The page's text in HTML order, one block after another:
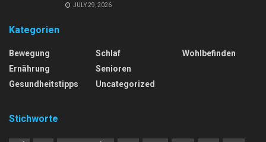
JULY 29, 2026
Kategorien
Bewegung
Ernährung
Gesundheitstipps
Schlaf
Senioren
Uncategorized
Wohlbefinden
Stichworte